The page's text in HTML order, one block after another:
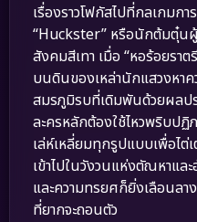
เรื่องราวโฟกัสไปที่กลเกมก
“Huckster” หรือนักต้มตุ๋นผู้
สังคมสีเทา เมื่อ “หอร้อยรา
บนดินของเหล่านักแสวงหา
สมรภูมิรบที่เดิมพันด้วยผลป
ละครหลักต้องใช้ไหวพริบปฏิ
เล่ห์เหลี่ยมทุกรูปแบบเพื่อไต่
เข้าไปในวังวนแห่งตัณหาแล
และความทรยศก็ยิ่งเลือนล
ที่ยากจะถอนตัว